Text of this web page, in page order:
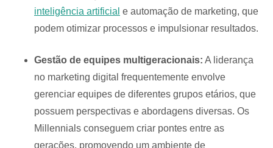
inteligência artificial e automação de marketing, que
podem otimizar processos e impulsionar resultados.
Gestão de equipes multigeracionais: A liderança
no marketing digital frequentemente envolve
gerenciar equipes de diferentes grupos etários, que
possuem perspectivas e abordagens diversas. Os
Millennials conseguem criar pontes entre as
gerações, promovendo um ambiente de